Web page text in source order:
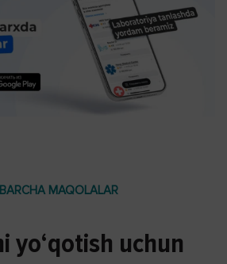
BARCHA MAQOLALAR
yo‘qotish uchun